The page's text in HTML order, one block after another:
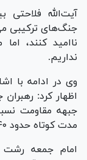
آیت‌الله فلاحتی
جنگ‌های ترکیبی
ناامید کنند،
نداریم.
وی در ادامه با
اظهار کرد:
جبهه مقاومت
مدت کوتاه حدود ۴۰ هزار جوان به حماس پیوستند.
امام جمعه رشت